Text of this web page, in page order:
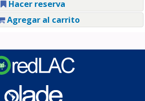
Hacer reserva
Agregar al carrito